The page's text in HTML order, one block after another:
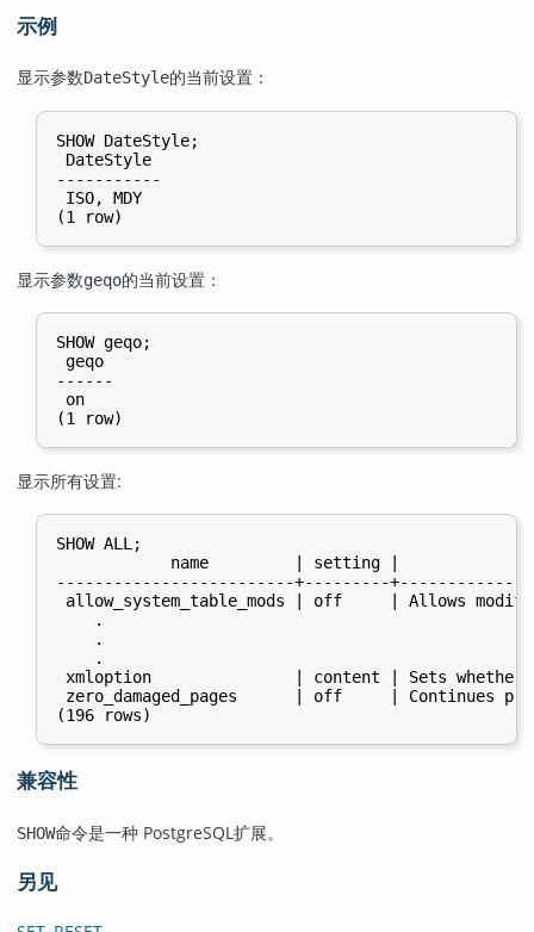
示例
显示参数DateStyle的当前设置：
SHOW DateStyle;
DateStyle
-----------
ISO, MDY
显示参数geqo的当前设置：
SHOW geqo;
geqo
------
on
显示所有设置:
SHOW ALL;
name         | setting |
-------------------------+---------
allow_system_table_mods | off     | Allows
    .
    .
    .
xmloption               | content | Sets whether
zero_damaged_pages      | off     | Continues
兼容性
SHOW命令是一种 PostgreSQL 扩展。
另见